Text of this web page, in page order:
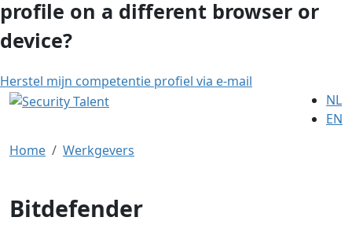
profile on a different browser or
device?
Herstel mijn competentie profiel via e-mail
NL
EN
Home
Werkgevers
Bitdefender